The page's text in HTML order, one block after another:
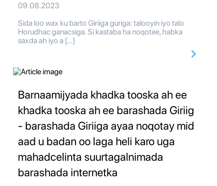
09.08.2023
Sida loo wax ku barto Giriiga guriga: talooyin iyo talo
Horudhac ganacsiga. Si kastaba ha noqotee, habka
saxda ah iyo a […]
Barnaamijyada khadka tooska ah ee
khadka tooska ah ee barashada Giriig
- barashada Giriiga ayaa noqotay mid
aad u badan oo laga heli karo uga
mahadcelinta suurtagalnimada
barashada internetka